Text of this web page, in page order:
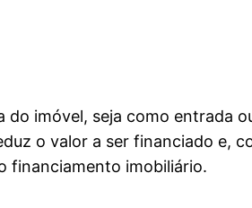
do imóvel, seja como entrada
o valor a ser financiado e,
financiamento imobiliário.